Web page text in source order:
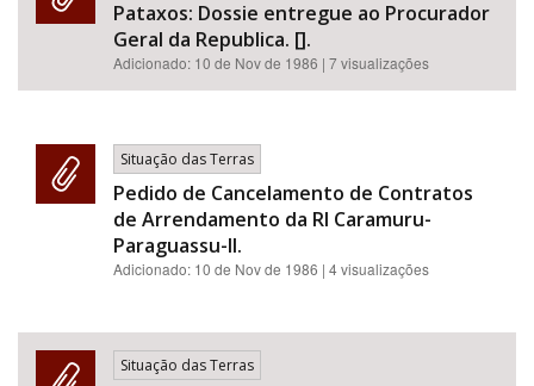
Pataxos: Dossie entregue ao Procurador
Geral da Republica. [].
Adicionado: 10 de Nov de 1986 | 7 visualizações
Situação das Terras
Pedido de Cancelamento de Contratos
de Arrendamento da RI Caramuru-
Paraguassu-II.
Adicionado: 10 de Nov de 1986 | 4 visualizações
Situação das Terras